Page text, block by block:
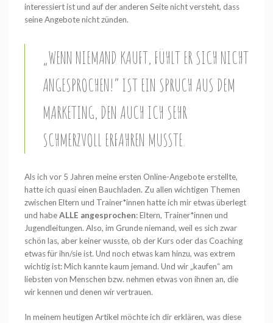
interessiert ist und auf der anderen Seite nicht versteht, dass
seine Angebote nicht zünden.
„WENN NIEMAND KAUFT, FÜHLT ER SICH NICHT
ANGESPROCHEN!“ IST EIN SPRUCH AUS DEM
MARKETING, DEN AUCH ICH SEHR
SCHMERZVOLL ERFAHREN MUSSTE.
Als ich vor 5 Jahren meine ersten Online-Angebote erstellte,
hatte ich quasi einen Bauchladen. Zu allen wichtigen Themen
zwischen Eltern und Trainer*innen hatte ich mir etwas überlegt
und habeALLE angesprochen: Eltern, Trainer*innen und
Jugendleitungen.Also, im Grunde niemand, weil es sich zwar
schön las, aber keiner wusste, ob der Kurs oder das Coaching
etwas für ihn/sie ist. Und noch etwas kam hinzu, was extrem
wichtig ist: Mich kannte kaum jemand. Und wir „kaufen“ am
liebsten von Menschen bzw. nehmen etwas von ihnen an, die
wir kennen und denen wir vertrauen.
In meinem heutigen Artikel möchte ich dir erklären, was diese